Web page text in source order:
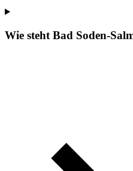
Wie steht Bad Soden-